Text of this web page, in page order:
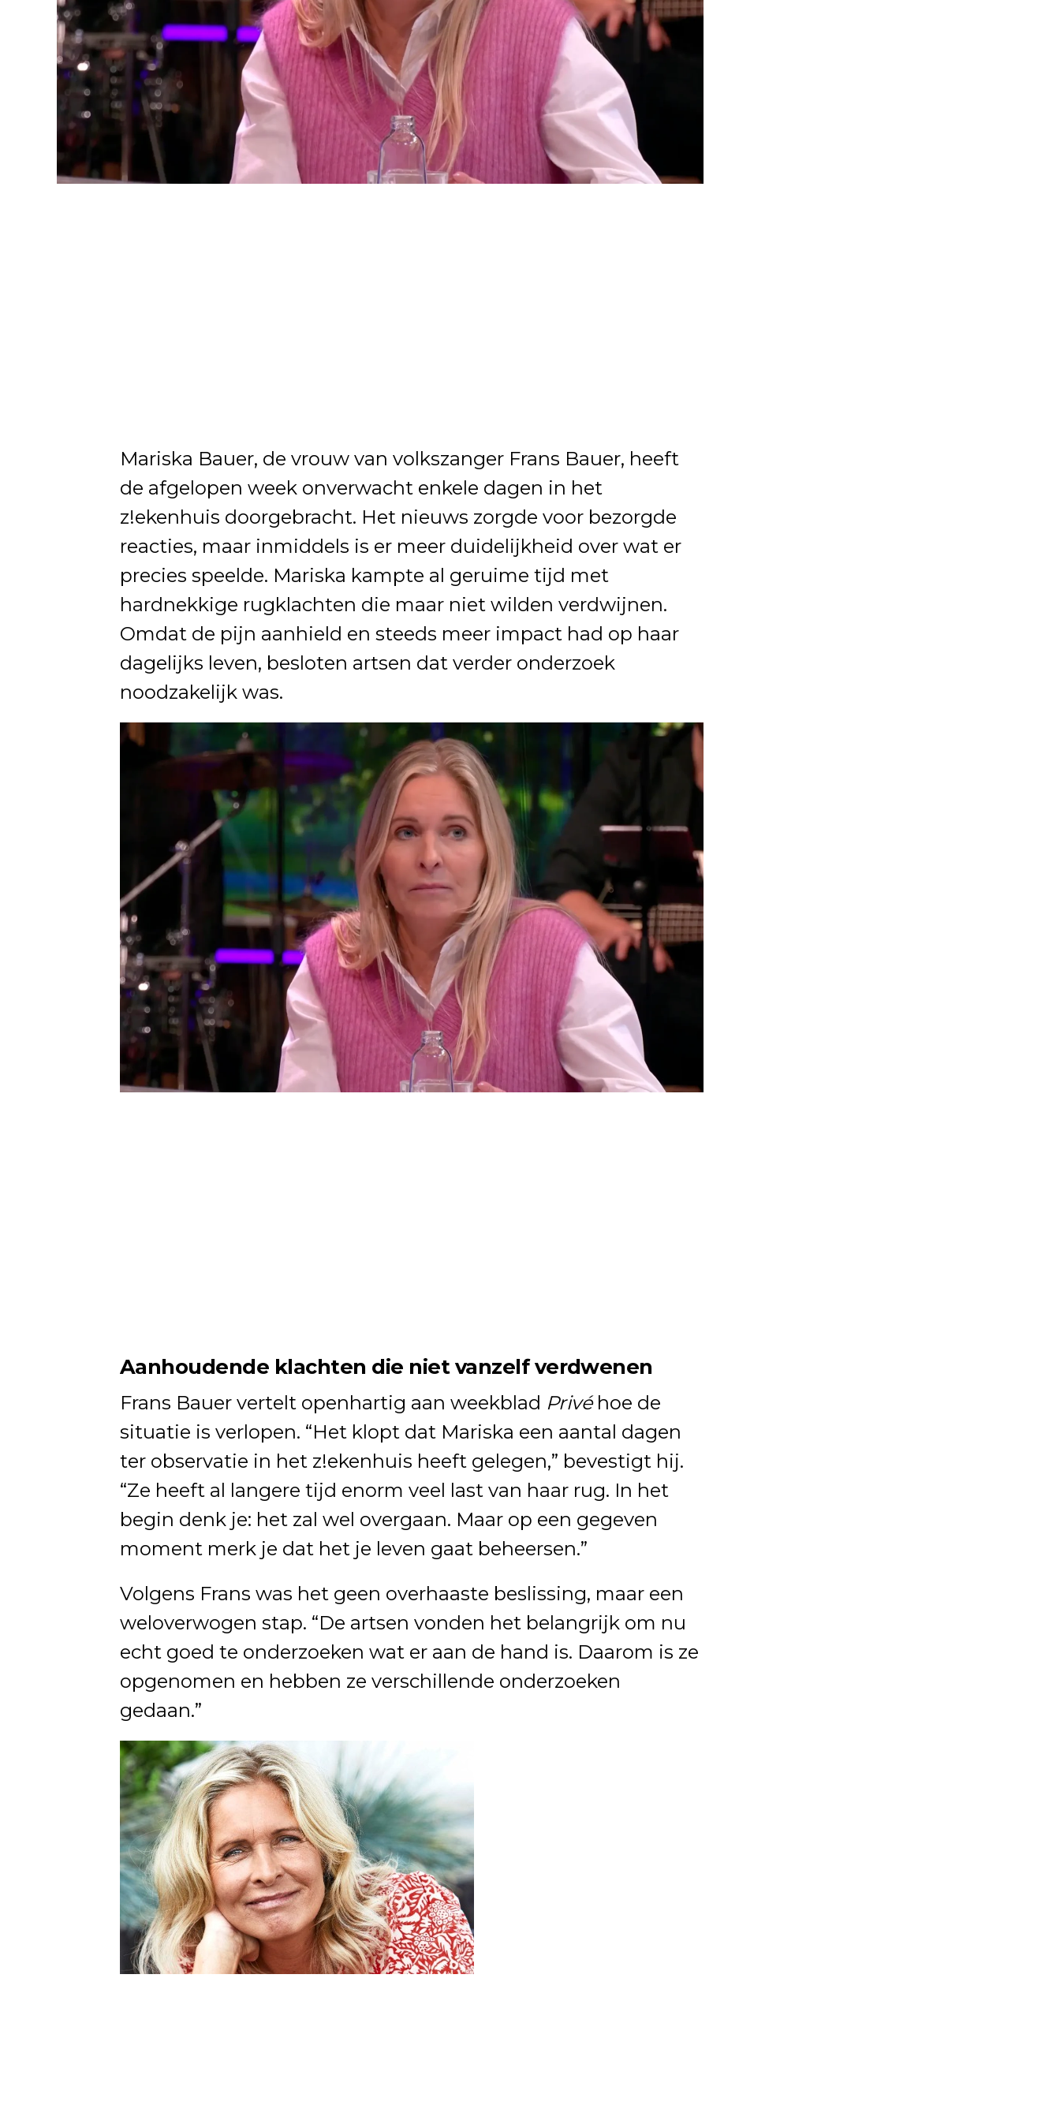
Mariska Bauer, de vrouw van volkszanger Frans Bauer, heeft
de afgelopen week onverwacht enkele dagen in het
z!ekenhuis doorgebracht. Het nieuws zorgde voor bezorgde
reacties, maar inmiddels is er meer duidelijkheid over wat er
precies speelde. Mariska kampte al geruime tijd met
hardnekkige rugklachten die maar niet wilden verdwijnen.
Omdat de pijn aanhield en steeds meer impact had op haar
dagelijks leven, besloten artsen dat verder onderzoek
noodzakelijk was.
Aanhoudende klachten die niet vanzelf verdwenen
Frans Bauer vertelt openhartig aan weekblad Privéhoe de
situatie is verlopen. “Het klopt dat Mariska een aantal dagen
ter observatie in het z!ekenhuis heeft gelegen,” bevestigt hij.
“Ze heeft al langere tijd enorm veel last van haar rug. In het
begin denk je: het zal wel overgaan. Maar op een gegeven
moment merk je dat het je leven gaat beheersen.”
Volgens Frans was het geen overhaaste beslissing, maar een
weloverwogen stap. “De artsen vonden het belangrijk om nu
echt goed te onderzoeken wat er aan de hand is. Daarom is ze
opgenomen en hebben ze verschillende onderzoeken
gedaan.”